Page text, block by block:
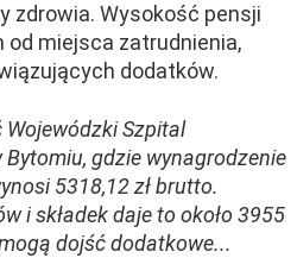
zdrowia. Wysokość pensji
miejsca zatrudnienia,
dodatków.
Wojewódzki Szpital
gdzie wynagrodzenie
5318,12 zł brutto.
i składek daje to około 3955
dojść dodatkowe...